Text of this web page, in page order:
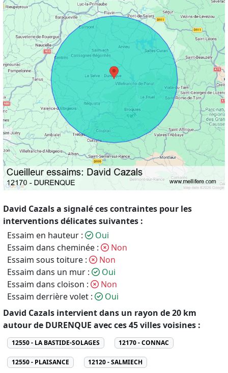
David Cazals a signalé ces contraintes pour les
interventions délicates suivantes :
Essaim en hauteur :
Oui
Essaim dans cheminée :
Non
Essaim sous toiture :
Non
Essaim dans un mur :
Oui
Essaim dans cloison :
Non
Essaim derrière volet :
Oui
David Cazals intervient dans un rayon de 20 km
autour de DURENQUE avec ces 45 villes voisines :
12550 - LA BASTIDE-SOLAGES 12170 - CONNAC
12550 - PLAISANCE 12120 - SALMIECH